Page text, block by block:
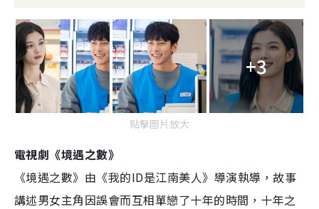
+3
點擊圖片放大
電視劇《境遇之數》
《境遇之數》由《我的ID是江南美人》導演執導，故事
講述男女主角因誤會而互相單戀了十年的時間，十年之